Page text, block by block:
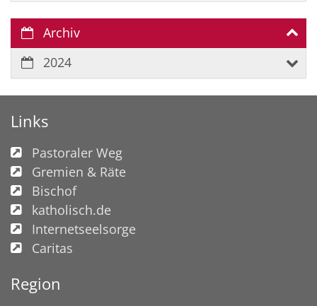
Archiv
2024
Links
Pastoraler Weg
Gremien & Räte
Bischof
katholisch.de
Internetseelsorge
Caritas
Region